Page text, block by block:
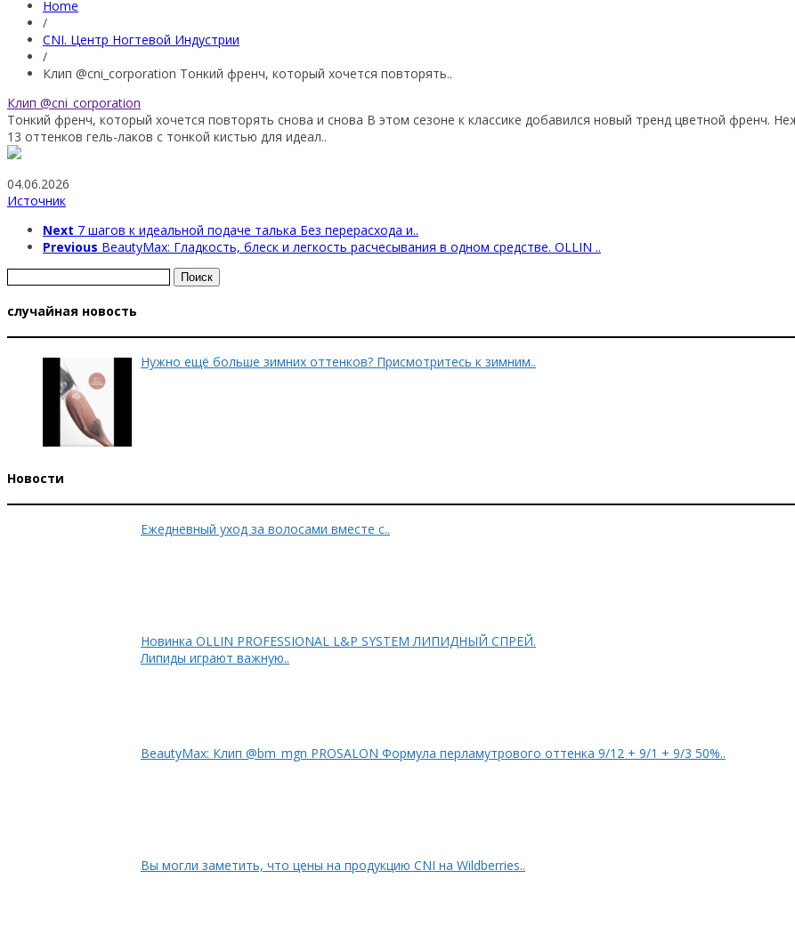
Home
/
CNI. Центр Ногтевой Индустрии
/
Клип @cni_corporation Тонкий френч, который хочется повторять..
Клип @cni_corporation
Тонкий френч, который хочется повторять снова и снова В этом сезоне к классике добавился новый тренд цветной френч.
13 оттенков гель-лаков с тонкой кистью для идеал..
04.06.2026
Источник
Next 7 шагов к идеальной подаче талька Без перерасхода и..
Previous BeautyMax: Гладкость, блеск и легкость расчесывания в одном средстве. OLLIN ..
Найти:
случайная новость
Нужно ещё больше зимних оттенков? Присмотритесь к зимним..
Новости
Ежедневный уход за волосами вместе с..
Новинка OLLIN PROFESSIONAL L&P SYSTEM ЛИПИДНЫЙ СПРЕЙ.
Липиды играют важную..
BeautyMax: Клип @bm_mgn PROSALON Формула перламутрового оттенка 9/12 + 9/1 + 9/3 50%..
Вы могли заметить, что цены на продукцию CNI на Wildberries..